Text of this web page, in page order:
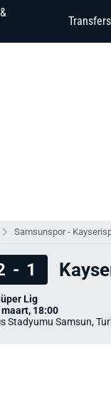
Transfers
Samsunspor -
- 1
Lig
18:00
Stadyumu Samsun,